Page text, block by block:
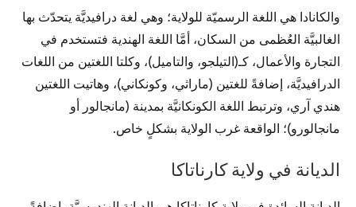
والكانادا هي اللغة الرسميّة للولاية؛ وهي لغة درافيديَّة يتحدّث بها
الغالبيَّة العُظمى من السكان، أمَّا اللغة الهندية فتستخدم في
التجارة والأعمال، كـ(التيلجو، والتاميل)، وكلتا اللغتين من اللغات
الدرافيديَّة، إضافةً للغتين (ماراثي، وكونكاني)، وهاتيت اللغتين
هندي آري، وترتبط اللغة الكونكانيَّة بمدينة (مانجالور أو
مانجالورو)؛ الواقعة غرب الولاية بشكلٍ خاص.
الديانة في ولاية كارناتاكا